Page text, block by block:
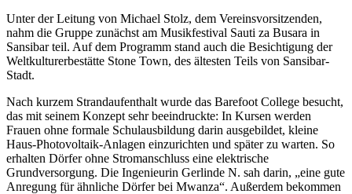
Unter der Leitung von Michael Stolz, dem Vereinsvorsitzenden,
nahm die Gruppe zunächst am Musikfestival Sauti za Busara in
Sansibar teil. Auf dem Programm stand auch die Besichtigung der
Weltkulturerbestätte Stone Town, des ältesten Teils von Sansibar-
Stadt.
Nach kurzem Strandaufenthalt wurde das Barefoot College besucht,
das mit seinem Konzept sehr beeindruckte: In Kursen werden
Frauen ohne formale Schulausbildung darin ausgebildet, kleine
Haus-Photovoltaik-Anlagen einzurichten und später zu warten. So
erhalten Dörfer ohne Stromanschluss eine elektrische
Grundversorgung. Die Ingenieurin Gerlinde N. sah darin, „eine gute
Anregung für ähnliche Dörfer bei Mwanza“. Außerdem bekommen